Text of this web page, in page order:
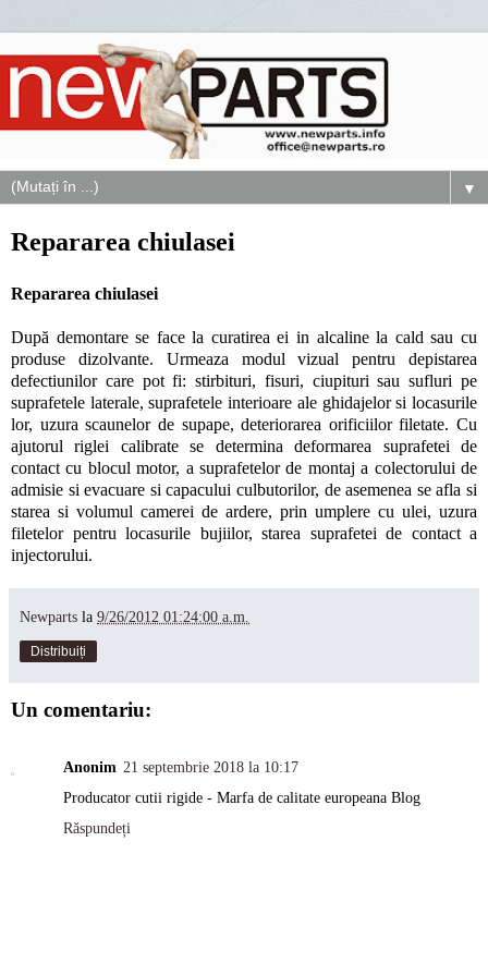
▼
Repararea chiulasei
Repararea chiulasei
După demontare se face la curatirea ei in alcaline la cald sau cu
produse dizolvante. Urmeaza modul vizual pentru depistarea
defectiunilor care pot fi: stirbituri, fisuri, ciupituri sau sufluri pe
suprafetele laterale, suprafetele interioare ale ghidajelor si locasurile
lor, uzura scaunelor de supape, deteriorarea orificiilor filetate. Cu
ajutorul riglei calibrate se determina deformarea suprafetei de
contact cu blocul motor, a suprafetelor de montaj a colectorului de
admisie si evacuare si capacului culbutorilor, de asemenea se afla si
starea si volumul camerei de ardere, prin umplere cu ulei, uzura
filetelor pentru locasurile bujiilor, starea suprafetei de contact a
injectorului.
Newparts la 9/26/2012 01:24:00 a.m.
Distribuiți
Un comentariu:
Anonim 21 septembrie 2018 la 10:17
Producator cutii rigide - Marfa de calitate europeana Blog
Răspundeți